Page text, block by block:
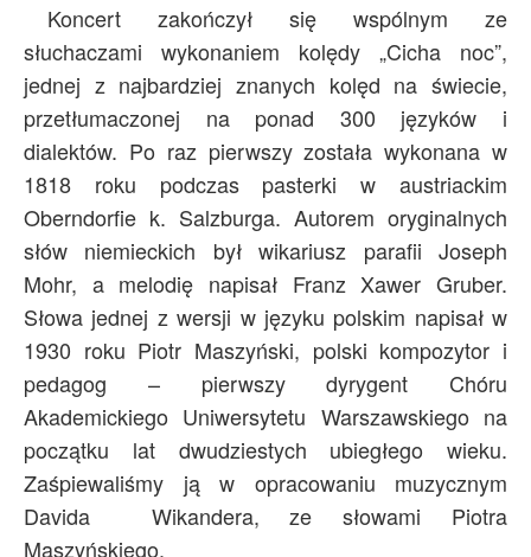
Koncert zakończył się wspólnym ze
słuchaczami wykonaniem kolędy „Cicha noc”,
jednej z najbardziej znanych kolęd na świecie,
przetłumaczonej na ponad 300 języków i
dialektów. Po raz pierwszy została wykonana w
1818 roku podczas pasterki w austriackim
Oberndorfie k. Salzburga. Autorem oryginalnych
słów niemieckich był wikariusz parafii Joseph
Mohr, a melodię napisał Franz Xawer Gruber.
Słowa jednej z wersji w języku polskim napisał w
1930 roku Piotr Maszyński, polski kompozytor i
pedagog – pierwszy dyrygent Chóru
Akademickiego Uniwersytetu Warszawskiego na
początku lat dwudziestych ubiegłego wieku.
Zaśpiewaliśmy ją w opracowaniu muzycznym
Davida Wikandera, ze słowami Piotra
Maszyńskiego.